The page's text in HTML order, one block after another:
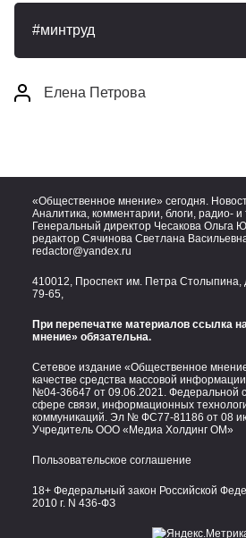
минтруд
Елена Петрова
«Общественное мнение» сегодня.
Аналитика, комментарии, блоги, радио-
Генеральный директор Чесакова Ольга
редактор Сячинова Светлана
redactor@yandex.ru
410012, Проспект им. Петра Столыпина,
79-65,
При перепечатке материалов ссылка
мнение» обязательна.
Сетевое издание «Общественное
качестве средства массовой
№04-36647 от 09.06.2021. Федеральной
сфере связи, информационных
коммуникаций. Эл № ФС77-81186 от 08
Учредитель ООО «Медиа Холдинг ОМ»
Пользовательское соглашение
18+ Федеральный закон Российской
2010 г. N 436-ФЗ